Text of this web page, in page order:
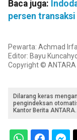
Baca juga:
persen
Pewarta: Achmad
Editor: Bayu
Copyright © ANTARA
Dilarang keras
pengindeksan
Kantor Berita ANTARA.